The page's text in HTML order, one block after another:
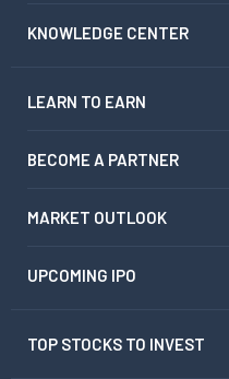
KNOWLEDGE CENTER
LEARN TO EARN
BECOME A PARTNER
MARKET OUTLOOK
UPCOMING IPO
TOP STOCKS TO INVEST